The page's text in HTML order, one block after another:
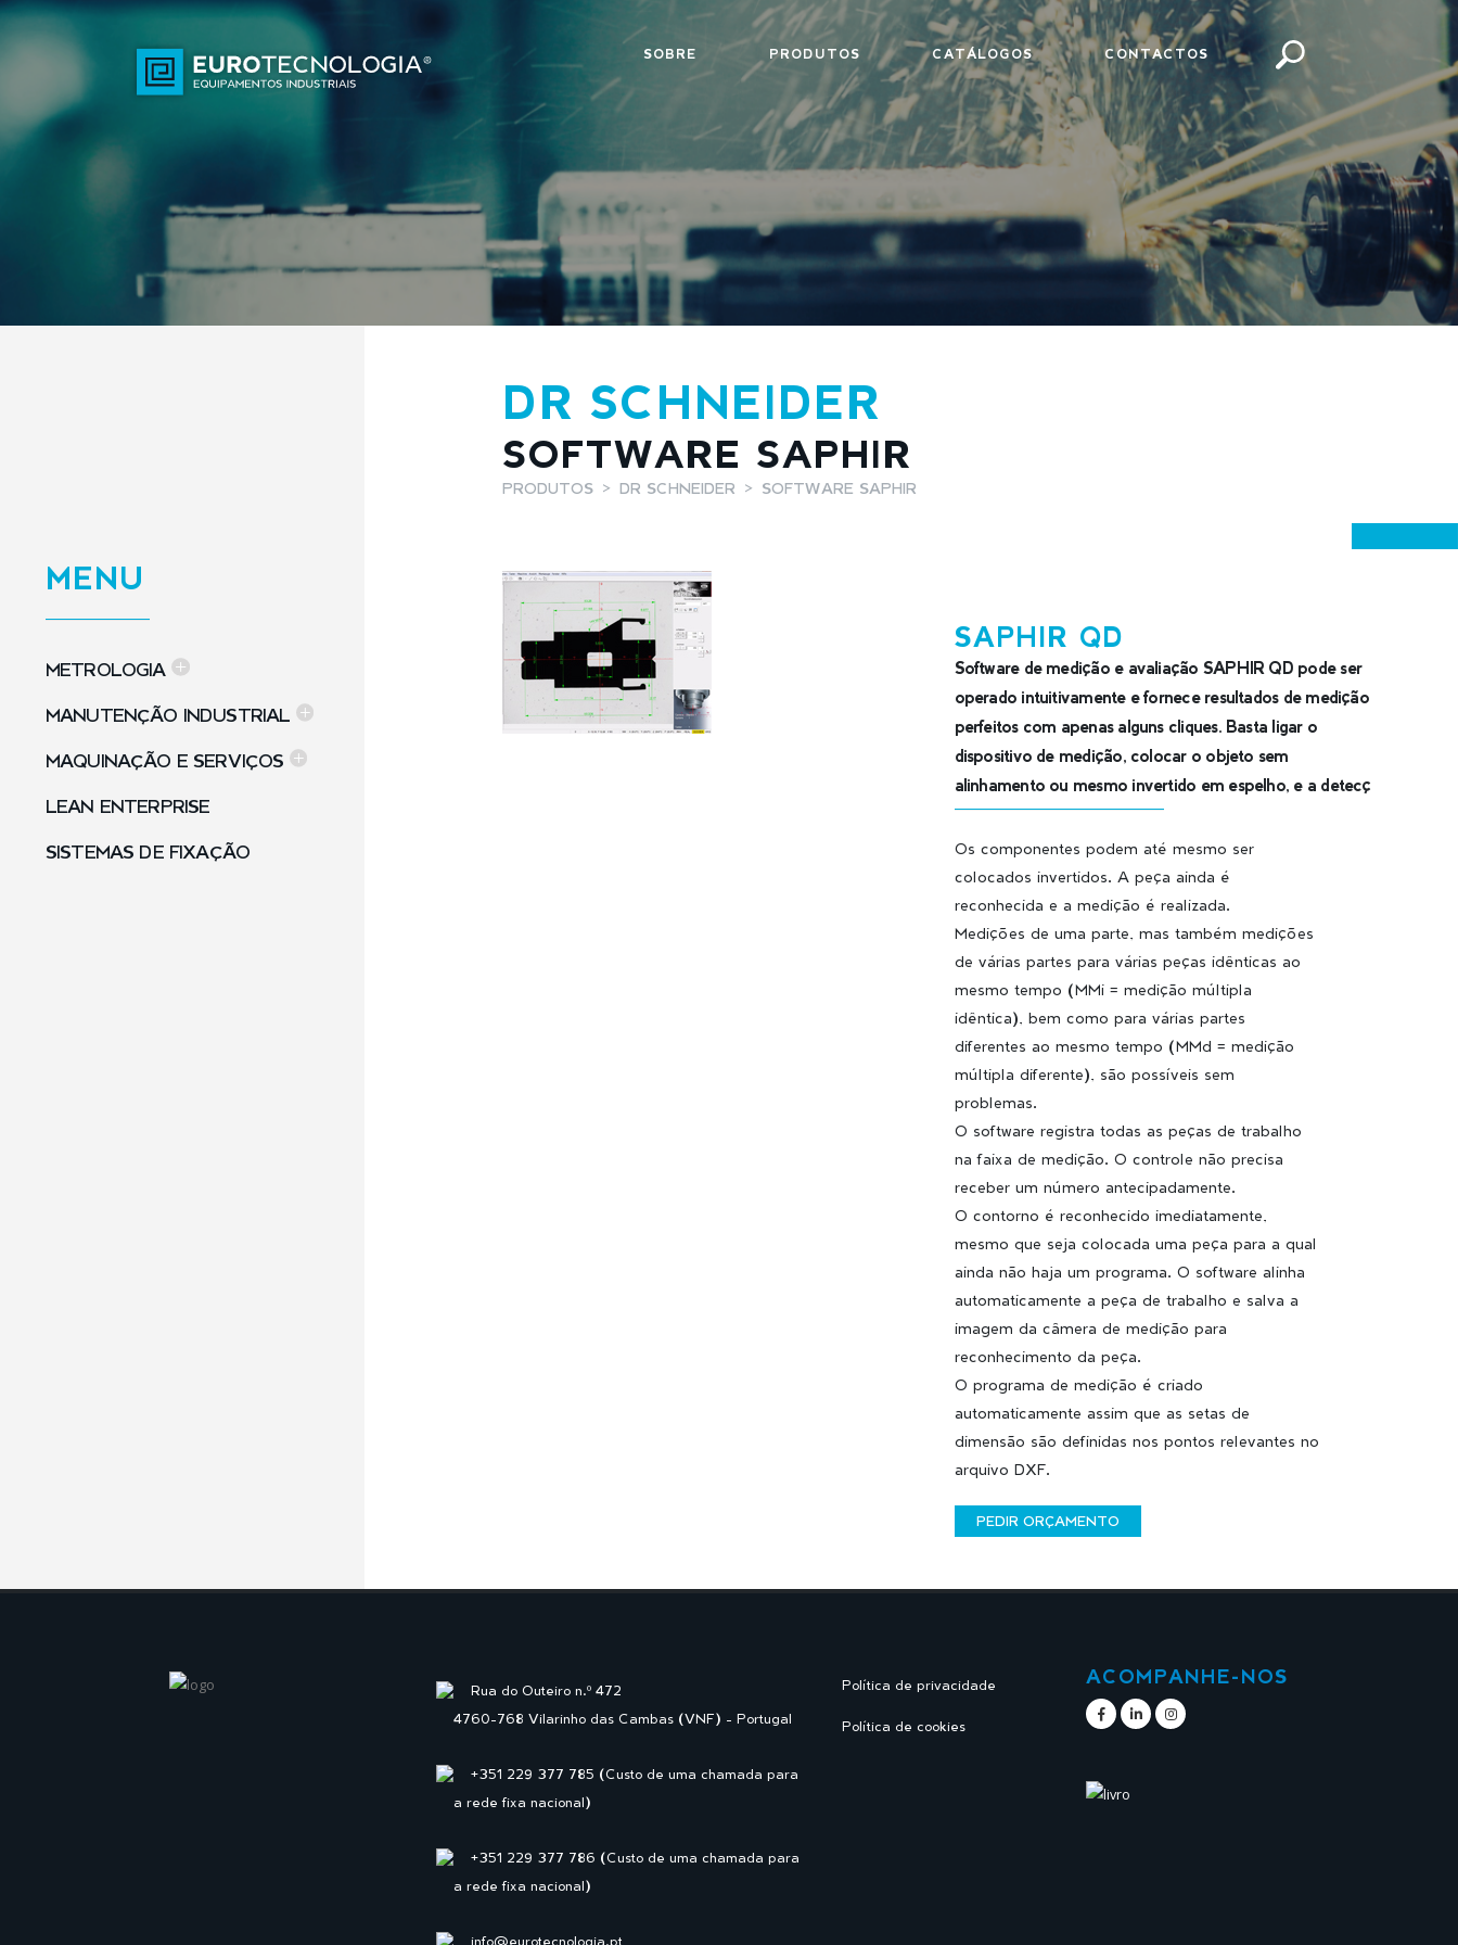
SOBRE PRODUTOS CATÁLOGOS CONTACTOS
MENU
METROLOGIA
MANUTENÇÃO INDUSTRIAL
MAQUINAÇÃO E SERVIÇOS
LEAN ENTERPRISE
SISTEMAS DE FIXAÇÃO
DR SCHNEIDER
SOFTWARE SAPHIR
PRODUTOS DR SCHNEIDER SOFTWARE SAPHIR
SAPHIR QD
Software de medição e avaliação SAPHIR QD pode ser
operado intuitivamente e fornece resultados de medição
perfeitos com apenas alguns cliques. Basta ligar o
dispositivo de medição, colocar o objeto sem
alinhamento ou mesmo invertido em espelho, e a detecç
Os componentes podem até mesmo ser
colocados invertidos. A peça ainda é
reconhecida e a medição é realizada.
Medições de uma parte, mas também medições
de várias partes para várias peças idênticas ao
mesmo tempo (MMi = medição múltipla
idêntica), bem como para várias partes
diferentes ao mesmo tempo (MMd = medição
múltipla diferente), são possíveis sem
problemas.
O software registra todas as peças de trabalho
na faixa de medição. O controle não precisa
receber um número antecipadamente.
O contorno é reconhecido imediatamente,
mesmo que seja colocada uma peça para a qual
ainda não haja um programa. O software alinha
automaticamente a peça de trabalho e salva a
imagem da câmera de medição para
reconhecimento da peça.
O programa de medição é criado
automaticamente assim que as setas de
dimensão são definidas nos pontos relevantes no
arquivo DXF.
PEDIR ORÇAMENTO
Rua do Outeiro n.º 472
4760-768 Vilarinho das Cambas (VNF) - Portugal
+351 229 377 785 (Custo de uma chamada para
a rede fixa nacional)
+351 229 377 786 (Custo de uma chamada para
a rede fixa nacional)
info@eurotecnologia.pt
Política de privacidade
Política de cookies
ACOMPANHE-NOS